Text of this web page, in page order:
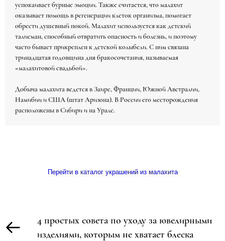
успокаивает бурные эмоции. Также считается, что малахит
оказывает помощь в регенерации клеток организма, помогает
обрести душевный покой. Малахит используется как детский
талисман, способный отвратить опасность и болезнь, и поэтому
часто бывает прикреплен к детской колыбели. С ним связана
тринадцатая годовщина дня бракосочетания, называемая
«малахитовой свадьбой».
Добыча малахита ведется в Заире, Франции, Южной Австралии,
Намибии и США (штат Аризона). В России его месторождения
расположены в Сибири и на Урале.
Перейти в каталог украшений из малахита
4 простых совета по уходу за ювелирными
изделиями, которым не хватает блеска